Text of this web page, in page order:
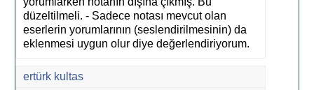
düzeltilmeli. - Sadece notası mevcut olan
eserlerin yorumlarının (seslendirilmesinin) da
eklenmesi uygun olur diye değerlendiriyorum.
ertürk kultas